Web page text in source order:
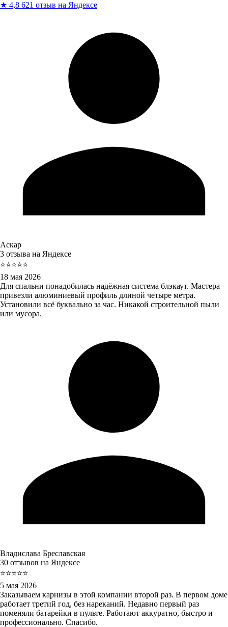
★ 4,8 621 отзыв на Яндексе
Аскар
3 отзыва на Яндексе
⭐⭐⭐⭐⭐
18 мая 2026
Для спальни понадобилась надёжная система блэкаут. Мастера
привезли алюминиевый профиль длиной четыре метра.
Установили всё буквально за час. Никакой строительной пыли
или мусора.
Владислава Бреславская
30 отзывов на Яндексе
⭐⭐⭐⭐⭐
5 мая 2026
Заказываем карнизы в этой компании второй раз. В первом доме
работает третий год, без нареканий. Недавно первый раз
поменяли батарейки в пульте. Работают аккуратно, быстро и
профессионально. Спасибо.